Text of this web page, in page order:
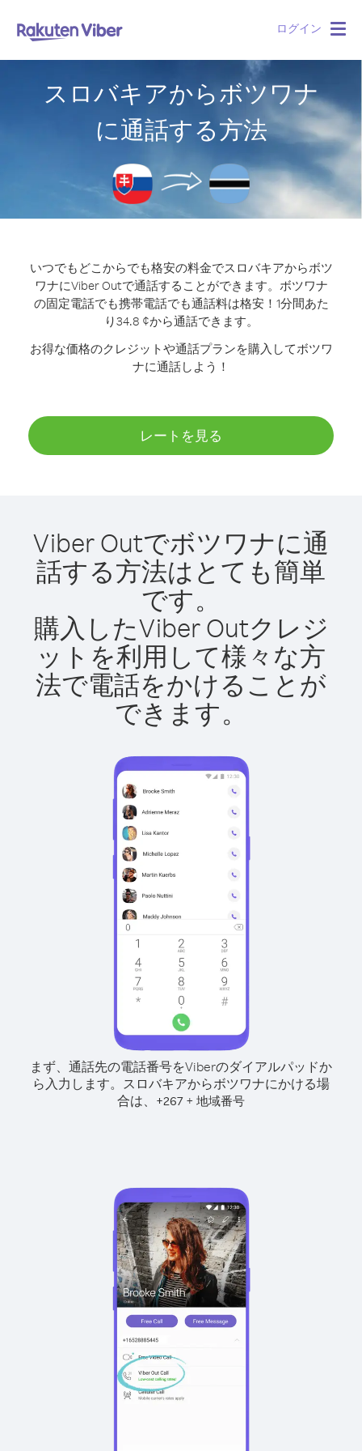
ログイン
スロバキアからボツワナ
に通話する方法
いつでもどこからでも格安の料金でスロバキアからボツ
ワナにViber Outで通話することができます。 ボツワナ
の固定電話でも携帯電話でも通話料は格安！1分間あた
り34.8 ¢から通話できます。
お得な価格のクレジットや通話プランを購入してボツワ
ナに通話しよう！
レートを見る
Viber Outでボツワナに通
話する方法はとても簡単
です。
購入したViber Outクレジ
ットを利用して様々な方
法で電話をかけることが
できます。
まず、通話先の電話番号をViberのダイアルパッドか
ら入力します。 スロバキアからボツワナにかける場
合は、 +267 + 地域番号